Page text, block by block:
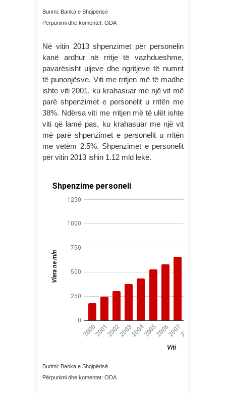
Burimi: Banka e Shqipërisë
Përpunimi dhe komentet: ODA
Në vitin 2013 shpenzimet për personelin
kanë ardhur në rritje të vazhdueshme,
pavarësisht uljeve dhe ngritjeve të numrit
të punonjësve. Viti me rritjen më të madhe
ishte viti 2001, ku krahasuar me një vit më
parë shpenzimet e personelit u rritën me
38%. Ndërsa viti me rritjen më të ulët ishte
viti që lamë pas, ku krahasuar me një vit
më parë shpenzimet e personelit u rritën
me vetëm 2.5%. Shpenzimet e personelit
për vitin 2013 ishin 1.12 mld lekë.
Burimi: Banka e Shqipërisë
Përpunimi dhe komentet: ODA